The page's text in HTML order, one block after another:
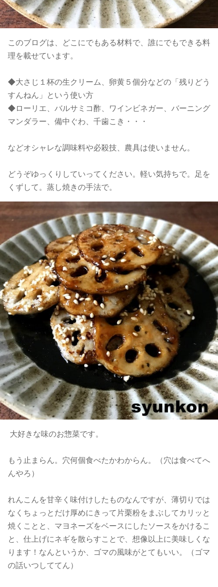
このブログは、どこにでもある材料で、誰にでもできる料
理を載せています。
◆大さじ１杯の生クリーム、卵黄５個分などの「残りどう
すんねん」という使い方
◆ローリエ、バルサミコ酢、ワインビネガー、バーニング
マンダラー、備中ぐわ、千歯こき・・・
などオシャレな調味料や必殺技、農具は使いません。
どうぞゆっくりしていってください。軽い気持ちで。足を
くずして。蒸し焼きの手法で。
大好きな味のお惣菜です。
もう止まらん。穴何個食べたかわからん。（穴は食べてへ
んやろ）
れんこんを甘辛く味付けしたものなんですが、薄切りでは
なくちょっとだけ厚めにきって片栗粉をまぶしてカリッと
焼くことと、マヨネーズをベースにしたソースをかけるこ
と、仕上げにネギを散らすことで、想像以上に美味しくな
ります！なんというか、ゴマの風味がとてもいい。（ゴマ
の話いつしててん）